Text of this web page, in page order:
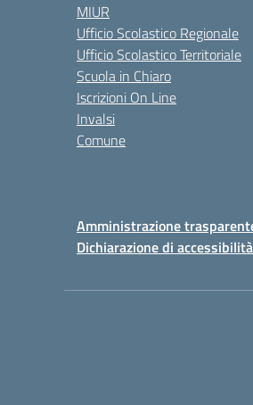
MIUR
Ufficio Scolastico Regionale
Ufficio Scolastico Territoriale
Scuola in Chiaro
Iscrizioni On Line
Invalsi
Comune
Amministrazione
Dichiarazione di accessibilità